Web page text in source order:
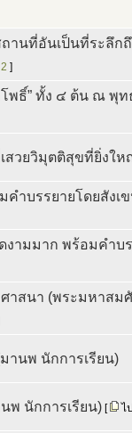
านที่อันเป็นที่ระลึก
2 ]
พธิ์” ทั้ง ๔ ต้น ณ พุ
สวยวิมุตติสุขที่ยิ่งใ
คำบรรยายโดยสังเ
งามมาก พร้อมคำบ
าสนา (พระมหาส
านพ นักการเรียน)
พ นักการเรียน) [ ไ